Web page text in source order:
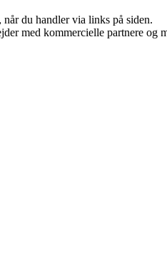
du handler via links på siden.
med kommercielle partnere